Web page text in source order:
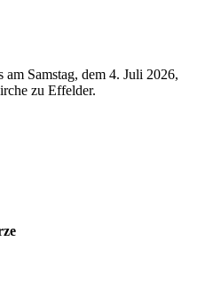
Samstag, dem 4. Juli 2026,
zu Effelder.